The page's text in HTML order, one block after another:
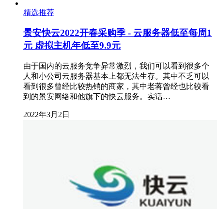
精选推荐
景安快云2022开春采购季 - 云服务器低至每周1
元 虚拟主机年低至9.9元
由于国内的云服务竞争异常激烈，我们可以看到很多个
人和小公司云服务器基本上都无法生存。其中不乏可以
看到很多曾经比较热销的商家，其中老蒋曾经也比较看
到的景安网络和他旗下的快云服务。实话…
2022年3月2日